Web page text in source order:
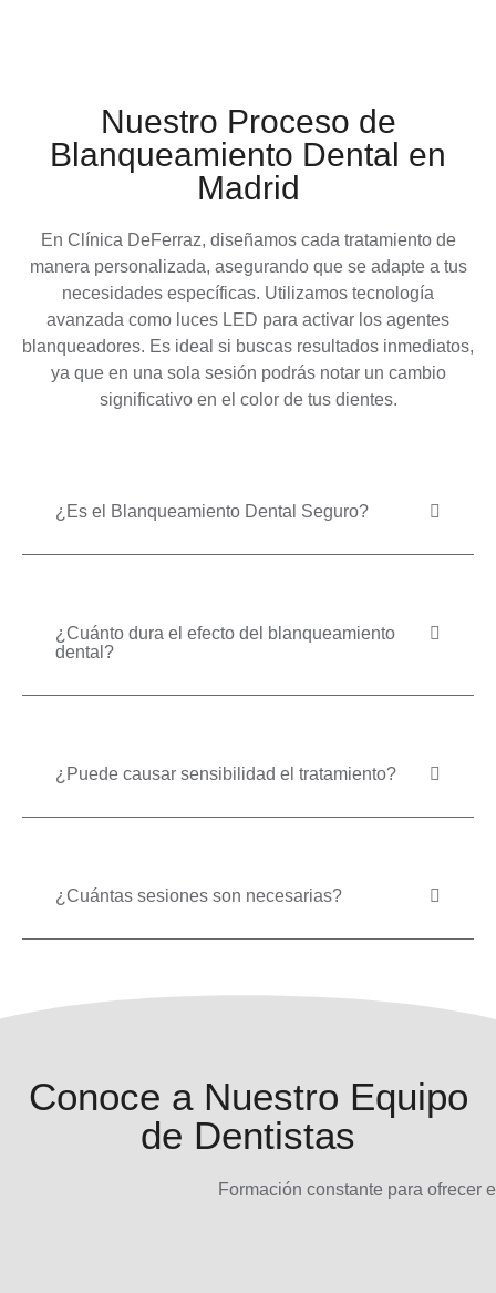
Nuestro Proceso de
Blanqueamiento Dental en
Madrid
En Clínica DeFerraz, diseñamos cada tratamiento de
manera personalizada, asegurando que se adapte a tus
necesidades específicas. Utilizamos tecnología
avanzada como luces LED para activar los agentes
blanqueadores. Es ideal si buscas resultados inmediatos,
ya que en una sola sesión podrás notar un cambio
significativo en el color de tus dientes.
¿Es el Blanqueamiento Dental Seguro?
¿Cuánto dura el efecto del blanqueamiento
dental?
¿Puede causar sensibilidad el tratamiento?
¿Cuántas sesiones son necesarias?
Conoce a Nuestro Equipo
de Dentistas
Formación constante para ofrecer